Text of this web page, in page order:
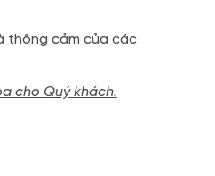
thông cảm của các
cho Quý khách.